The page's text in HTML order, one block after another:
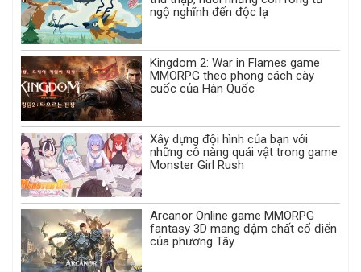
ngộ nghĩnh đến độc lạ
Kingdom 2: War in Flames game
MMORPG theo phong cách cày
cuốc của Hàn Quốc
Xây dựng đội hình của bạn với
những cô nàng quái vật trong game
Monster Girl Rush
Arcanor Online game MMORPG
fantasy 3D mang đậm chất cổ điển
của phương Tây